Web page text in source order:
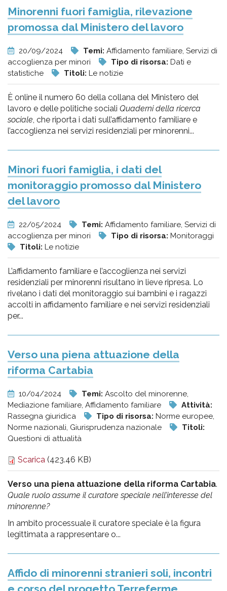
Minorenni fuori famiglia, rilevazione
promossa dal Ministero del lavoro
20/09/2024 Temi: Affidamento familiare, Servizi di
accoglienza per minori
Tipo di risorsa: Dati e
statistiche
Titoli: Le notizie
È online il numero 60 della collana del Ministero del
lavoro e delle politiche sociali Quaderni della ricerca
sociale, che riporta i dati sull’affidamento familiare e
l’accoglienza nei servizi residenziali per minorenni...
Minori fuori famiglia, i dati del
monitoraggio promosso dal Ministero
del lavoro
22/05/2024 Temi: Affidamento familiare, Servizi di
accoglienza per minori
Tipo di risorsa: Monitoraggi
Titoli: Le notizie
L’affidamento familiare e l’accoglienza nei servizi
residenziali per minorenni risultano in lieve ripresa. Lo
rivelano i dati del monitoraggio sui bambini e i ragazzi
accolti in affidamento familiare e nei servizi residenziali
per...
Verso una piena attuazione della
riforma Cartabia
10/04/2024 Temi: Ascolto del minorenne,
Mediazione familiare, Affidamento familiare
Attività:
Rassegna giuridica
Tipo di risorsa: Norme europee,
Norme nazionali, Giurisprudenza nazionale
Titoli:
Questioni di attualità
Scarica (423.46 KB)
Verso una piena attuazione della riforma Cartabia.
Quale ruolo assume il curatore speciale nell’interesse del
minorenne?
In ambito processuale il curatore speciale è la figura
legittimata a rappresentare o...
Affido di minorenni stranieri soli, incontri